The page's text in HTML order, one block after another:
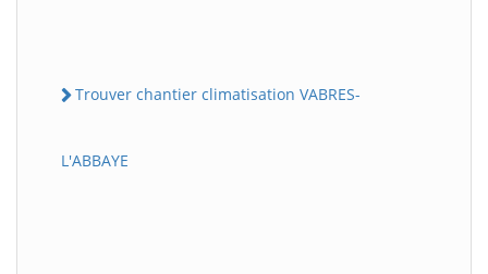
Trouver chantier climatisation VABRES-
L'ABBAYE